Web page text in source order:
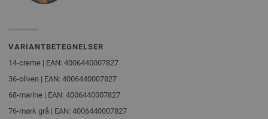
VARIANTBETEGNELSER
14-creme | EAN: 4006440007827
36-oliven | EAN: 4006440007827
68-marine | EAN: 4006440007827
76-mørk grå | EAN: 4006440007827